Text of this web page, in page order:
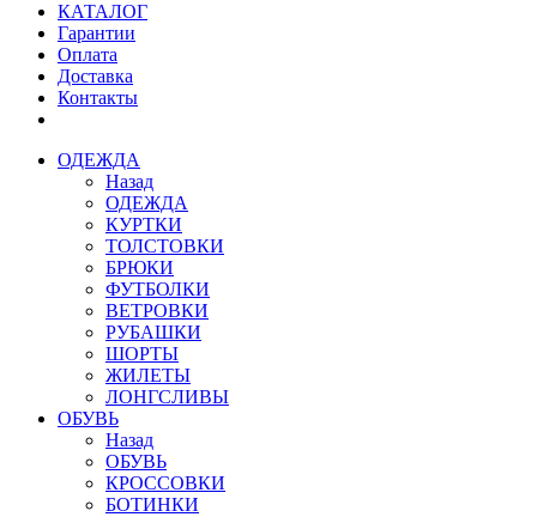
КАТАЛОГ
Гарантии
Оплата
Доставка
Контакты
ОДЕЖДА
Назад
ОДЕЖДА
КУРТКИ
ТОЛСТОВКИ
БРЮКИ
ФУТБОЛКИ
ВЕТРОВКИ
РУБАШКИ
ШОРТЫ
ЖИЛЕТЫ
ЛОНГСЛИВЫ
ОБУВЬ
Назад
ОБУВЬ
КРОССОВКИ
БОТИНКИ